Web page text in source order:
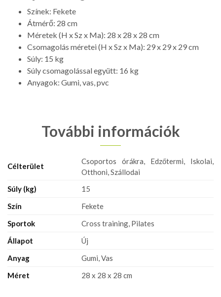
Színek: Fekete
Átmérő: 28 cm
Méretek (H x Sz x Ma): 28 x 28 x 28 cm
Csomagolás méretei (H x Sz x Ma): 29 x 29 x 29 cm
Súly: 15 kg
Súly csomagolással együtt: 16 kg
Anyagok: Gumi, vas, pvc
További információk
Célterület
Csoportos órákra, Edzőtermi, Iskolai,
Otthoni, Szállodai
Súly (kg)
15
Szín
Fekete
Sportok
Cross training, Pilates
Állapot
Új
Anyag
Gumi, Vas
Méret
28 x 28 x 28 cm